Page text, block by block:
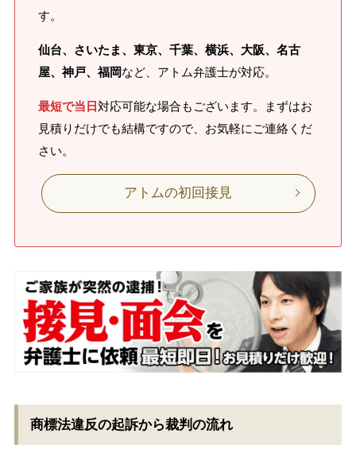
す。
仙台、さいたま、東京、千葉、横浜、大阪、名古
屋、神戸、福岡など、アトム弁護士が対応。
最短で当日対応可能な場合もございます。まずはお
見積りだけでも結構ですので、お気軽にご連絡くだ
さい。
アトムの初回接見
商標法違反の起訴から裁判の流れ